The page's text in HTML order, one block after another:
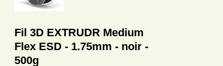
Fil 3D EXTRUDR Medium
Flex ESD - 1.75mm - noir -
500g